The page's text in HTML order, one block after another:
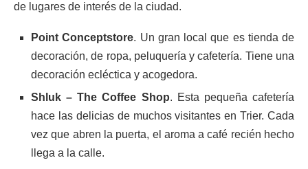
de lugares de interés de la ciudad.
Point Conceptstore. Un gran local que es tienda de
decoración, de ropa, peluquería y cafetería. Tiene una
decoración ecléctica y acogedora.
Shluk – The Coffee Shop. Esta pequeña cafetería
hace las delicias de muchos visitantes en Trier. Cada
vez que abren la puerta, el aroma a café recién hecho
llega a la calle.